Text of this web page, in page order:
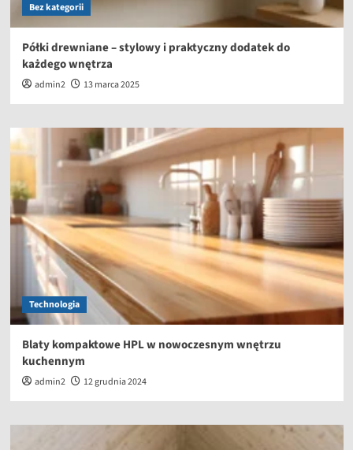
Bez kategorii
Półki drewniane – stylowy i praktyczny dodatek do
każdego wnętrza
admin2 13 marca 2025
Technologia
Blaty kompaktowe HPL w nowoczesnym wnętrzu
kuchennym
admin2 12 grudnia 2024